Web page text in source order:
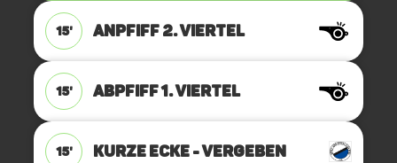
15' ANPFIFF 2. Viertel
15' ABPFIFF 1. Viertel
15' KURZE ECKE - VERGEBEN